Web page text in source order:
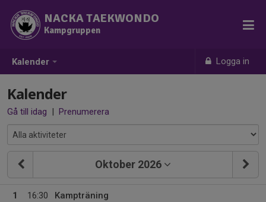
Kalender Logga in
NACKA TAEKWONDO
Kampgruppen
Kalender
Gå till idag | Prenumerera
Oktober 2026
1
16:30
Kampträning